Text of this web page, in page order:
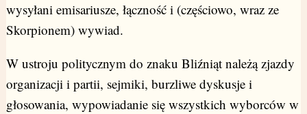
wysyłani emisariusze, łączność i (częściowo, wraz ze
Skorpionem) wywiad.
W ustroju politycznym do znaku Bliźniąt należą zjazdy
organizacji i partii, sejmiki, burzliwe dyskusje i
głosowania, wypowiadanie się wszystkich wyborców w